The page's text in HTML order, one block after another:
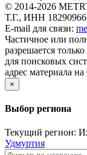
© 2014-2026
Т.Г., ИНН
E-mail для связи:
Частичное или
разрешается
для поисковых
адрес материала на
×
Выбор региона
Текущий регион:
Удмуртия